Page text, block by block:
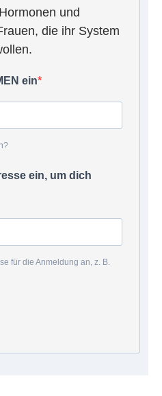
und
die ihr System
ein
ein, um dich
für die Anmeldung an, z. B.